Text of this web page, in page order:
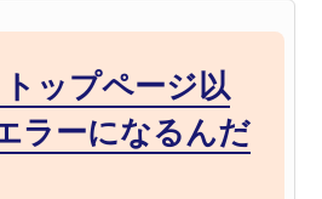
GitHubの開発フローを学ぼ
う！：コンフリクトの正体を知
ップページ以
ラーになるんだ